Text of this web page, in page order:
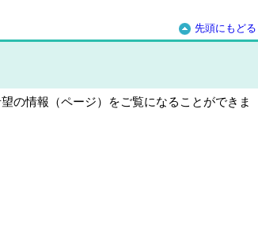
先頭にもどる
の情報（ページ）をご覧になることができま